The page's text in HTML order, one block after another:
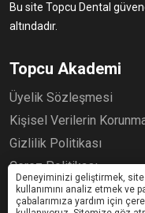
Bu site Topcu Dental
altındadır.
Topcu Akademi
Üyelik Sözleşmesi
Kişisel Verilerin
Gizlilik Politikası
Çerez Politikası
Deneyiminizi geliştirmek, site
kullanımını analiz etmek ve
çabalarımıza yardım için